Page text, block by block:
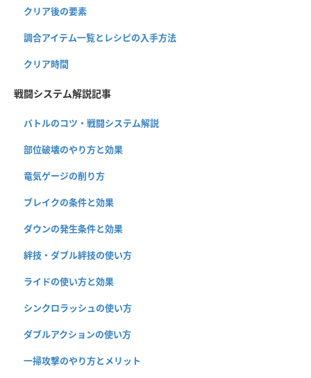
クリア後の要素
調合アイテム一覧とレシピの入手方法
クリア時間
戦闘システム解説記事
バトルのコツ・戦闘システム解説
部位破壊のやり方と効果
竜気ゲージの削り方
ブレイクの条件と効果
ダウンの発生条件と効果
絆技・ダブル絆技の使い方
ライドの使い方と効果
シンクロラッシュの使い方
ダブルアクションの使い方
一掃攻撃のやり方とメリット